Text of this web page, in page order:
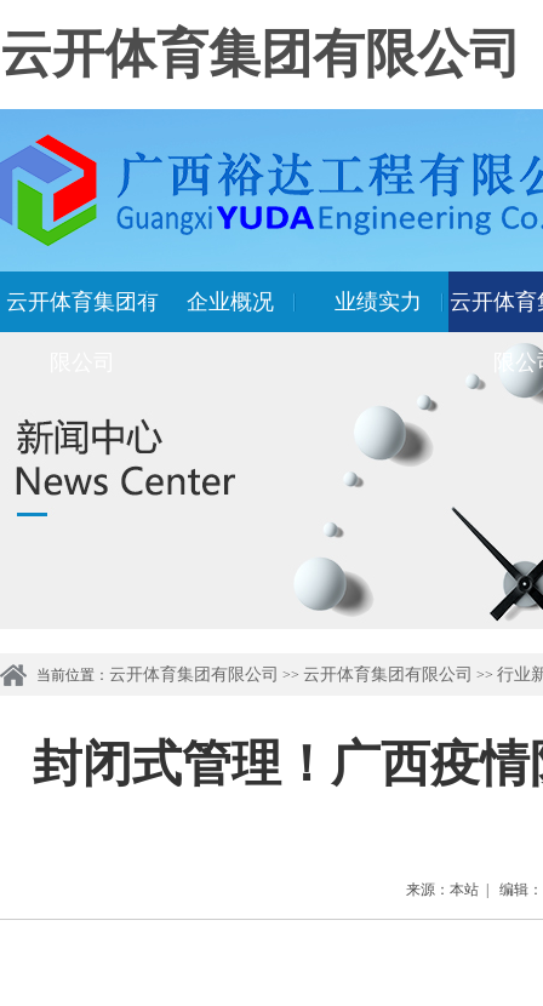
云开体育集团有限公司
云开体育集团有 企业概况 业绩实力 云开体育
限
当前位置： 云开体育集团有限公司 >> 云开体育集团有限公司 >> 行业
封闭式管理！广西疫
来源：本站 | 编辑